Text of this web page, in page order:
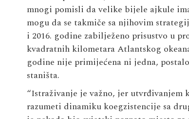
mnogi pomisli da velike bijele ajkule
mogu da se takmiče sa njihovim
i 2016. godine zabilježeno prisustvo u
kvadratnih kilometara Atlantskog
godine nije primijećena ni jedna,
staništa.
“Istraživanje je važno, jer
razumeti dinamiku koegzistencije sa